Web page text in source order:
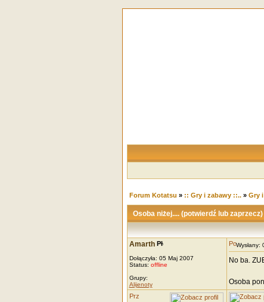
Forum Kotatsu » :: Gry i zabawy ::..» Gry
Osoba niżej.... (potwierdź lub zaprzecz)
Amarth
Dołączyła: 05 Maj 2007
Status: offline
Grupy:
Alijenoty
No ba.
Osoba